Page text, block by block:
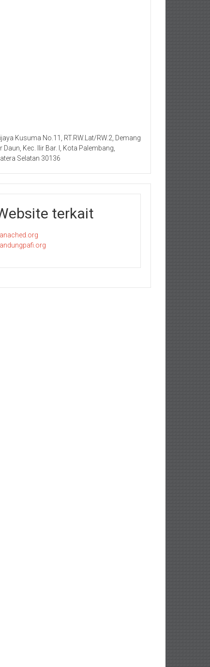
Kusuma No.11, RT.RW.Lat/RW.2, Demang
Daun, Kec. Ilir Bar. I, Kota Palembang,
Selatan 30136
terkait